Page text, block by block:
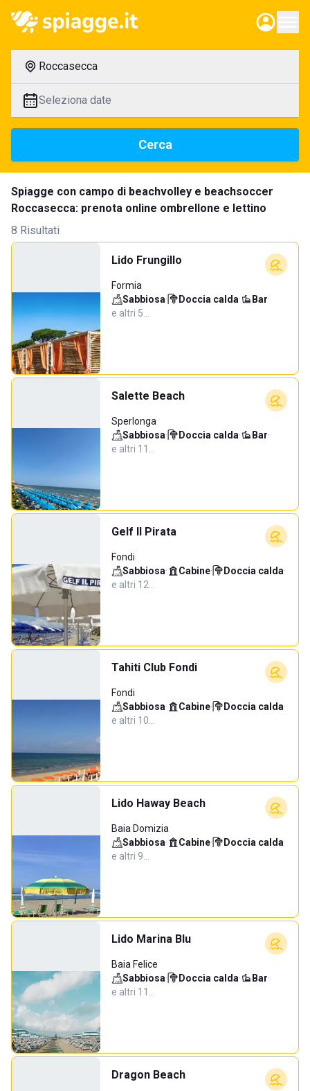
Roccasecca
Seleziona date
Cerca
Spiagge con campo di beachvolley e beachsoccer
Roccasecca: prenota online ombrellone e lettino
8 Risultati
Lido Frungillo
Formia
Sabbiosa· Doccia calda· Bar·
e altri 5…
Salette Beach
Sperlonga
Sabbiosa· Doccia calda· Bar·
e altri 11…
Gelf Il Pirata
Fondi
Sabbiosa· Cabine· Doccia calda·
e altri 12…
Tahiti Club Fondi
Fondi
Sabbiosa· Cabine· Doccia calda·
e altri 10…
Lido Haway Beach
Baia Domizia
Sabbiosa· Cabine· Doccia calda·
e altri 9…
Lido Marina Blu
Baia Felice
Sabbiosa· Doccia calda· Bar·
e altri 11…
Dragon Beach